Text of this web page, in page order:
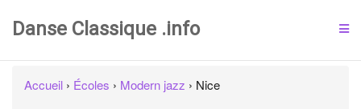
Danse Classique .info
Accueil › Écoles › Modern jazz › Nice